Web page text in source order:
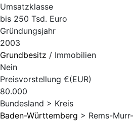
Umsatzklasse
bis 250 Tsd. Euro
Gründungsjahr
2003
Grundbesitz / Immobilien
Nein
Preisvorstellung €(EUR)
80.000
Bundesland > Kreis
Baden-Württemberg > Rems-